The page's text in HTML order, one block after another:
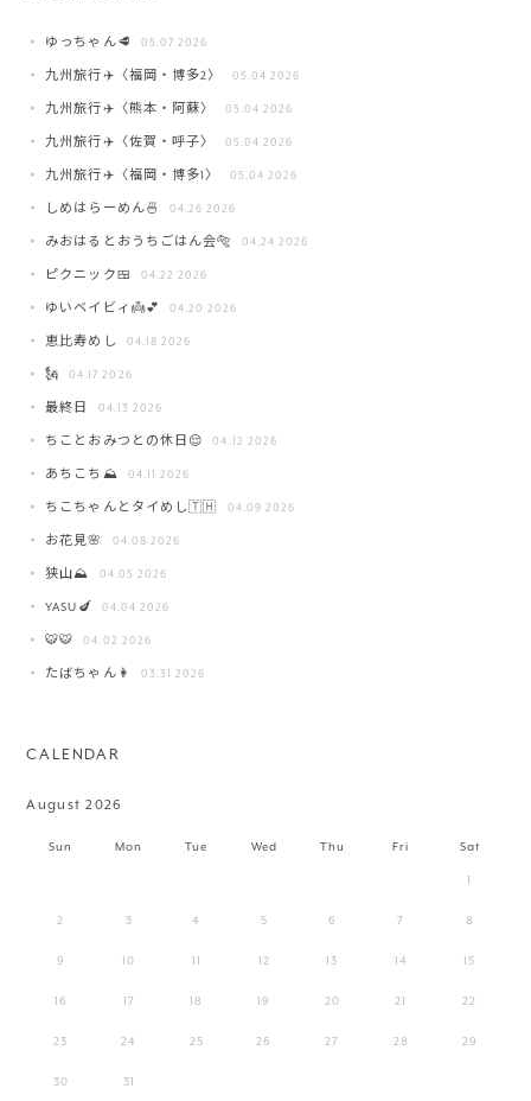
ゆっちゃん🥩 05.07 2026
九州旅行✈️〈福岡・博多2〉 05.04 2026
九州旅行✈️〈熊本・阿蘇〉 05.04 2026
九州旅行✈️〈佐賀・呼子〉 05.04 2026
九州旅行✈️〈福岡・博多1〉 05.04 2026
しめはらーめん🍜 04.26 2026
みおはるとおうちごはん会🐅 04.24 2026
ピクニック🍱 04.22 2026
ゆいベイビィ👼💕 04.20 2026
恵比寿めし 04.18 2026
🗽 04.17 2026
最終日 04.13 2026
ちことおみつとの休日😌 04.12 2026
あちこち⛰️ 04.11 2026
ちこちゃんとタイめし🇹🇭 04.09 2026
お花見🌸 04.08 2026
狭山⛰️ 04.05 2026
YASU🍆 04.04 2026
🐯🐯 04.02 2026
たばちゃん👩 03.31 2026
CALENDAR
August 2026
Sun Mon Tue Wed Thu Fri Sat
1
2 3 4 5 6 7 8
9 10 11 12 13 14 15
16 17 18 19 20 21 22
23 24 25 26 27 28 29
30 31